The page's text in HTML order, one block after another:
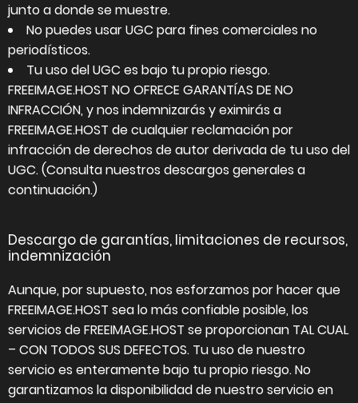
junto a donde se muestre.
No puedes usar UGC para fines comerciales no
periodísticos.
Tu uso del UGC es bajo tu propio riesgo.
FREEIMAGE.HOST NO OFRECE GARANTÍAS DE NO
INFRACCIÓN, y nos indemnizarás y eximirás a
FREEIMAGE.HOST de cualquier reclamación por
infracción de derechos de autor derivada de tu uso del
UGC. (Consulta nuestros descargos generales a
continuación.)
Descargo de garantías, limitaciones de recursos,
indemnización
Aunque, por supuesto, nos esforzamos por hacer que
FREEIMAGE.HOST sea lo más confiable posible, los
servicios de FREEIMAGE.HOST se proporcionan TAL CUAL
– CON TODOS SUS DEFECTOS. Tu uso de nuestro
servicio es enteramente bajo tu propio riesgo. No
garantizamos la disponibilidad de nuestro servicio en